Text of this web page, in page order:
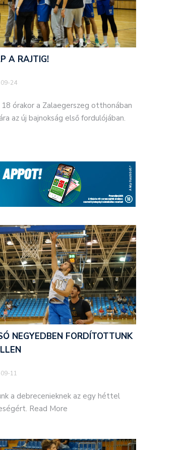
A RAJTIG!
24
órakor a Zalaegerszeg otthonában
az új bajnokság első fordulójában.
NEGYEDBEN FORDÍTOTTUNK
11
a debrecenieknek az egy héttel
Read More